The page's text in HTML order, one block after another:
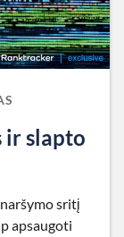
ir slapto
sritį
apsaugoti